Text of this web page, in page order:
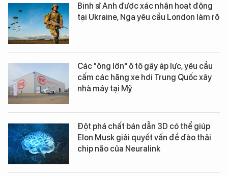
Binh sĩ Anh được xác nhận hoạt động
tại Ukraine, Nga yêu cầu London làm rõ
Các "ông lớn" ô tô gây áp lực, yêu cầu
cấm các hãng xe hơi Trung Quốc xây
nhà máy tại Mỹ
Đột phá chất bán dẫn 3D có thể giúp
Elon Musk giải quyết vấn đề đào thải
chip não của Neuralink